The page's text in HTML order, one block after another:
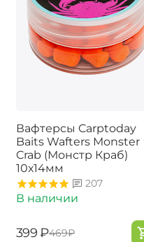
Вафтерсы Carptoday
Baits Wafters Monster
Crab (Монстр Краб)
10х14мм
207
В наличии
‍399‍ ₽‍469‍₽